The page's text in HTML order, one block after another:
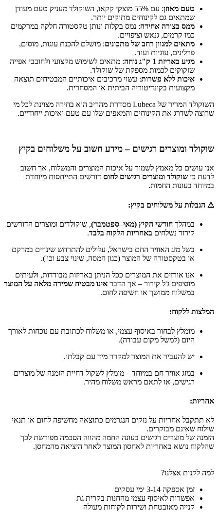
טעם מאוזן
: עם 55% מוצקי קקאו, השוקולד מעניק טעם מעודן
שמתאים גם לקינוחים מתוקים יותר.
ממס בצורה אחידה: נמס בקלות ונותן טקסטורה חלקה במרקמים
כמו קרמים, גנאש וציפויים.
מתאים למגוון רחב של מתכונים: מושלם להכנת עוגות, מוסים,
פרלינים, עוגיות ועוד.
מגיע באריזת 1 ק"ג נוחה
: מתאים לשימוש מקצועי ולחובבי אפייה
שזקוקים לכמות מספקת של שוקולד.
איכות ללא פשרות: עשוי מרכיבים איכותיים המבטיחים תוצאה
מקצועית בקונדיטוריה הביתית או המסחרית.
השוקולד המריר של Lubeca מסדרת מהריב הוא בחירה מצוינת לכל מי
שרוצה לשדרג את הקינוחים והמאפים שלו עם טעם ואיכות ייחודיים.
שוקולד ומוצרים רגישים – מידע חשוב על משלוחים בקיץ
אנו עושים כל מאמץ לשמור על איכות המוצרים והמשלוח, אך חשוב
לדעת כי שוקולד ומוצרים רגישים לחום דורשים התייחסות מיוחדת
במיוחד בעונות החמות.
⚠ הגבלות על משלוחים בקיץ:
במהלך חודשי הקיץ (מאי–ספטמבר), שוקולדים ומוצרים הדורשים
קירור נשלחים באחריות הלקוח בלבד.
בשל מזג האוויר החם בישראל, עלולים להתרחש שינויים במרקם
או בטקסטורה של המוצר (כגון המסה, שינוי צבע וכו').
אנו אורזים את המוצרים ככל הניתן באריזות מבודדות, ולעיתים
מוסיפים ג'ל קירור – אך הדבר אינו מבטיח שמירה מלאה על המוצר
במשלוח ממושך או חשיפה לחום.
המלצות ללקוח:
מומלץ לבחור באיסוף עצמי, או משלוח לכתובת עם נוכחות לאורך
היום (למשל מקום עבודה).
יש להעביר את המוצר למקרר מיד עם קבלתו.
במזג אוויר חם במיוחד – מומלץ לשקול דחיית הזמנה של מוצרים
רגישים, או לתאם מראש משלוח מהיר.
אחריות:
לא תתקבל אחריות על נזקים הנגרמים כתוצאה מחשיפה לחום או תנאי
שילוח שאינם מבוקרים.
הזמנה של מוצרים רגישים בעונה החמה מהווה הסכמה מפורשת לכך
שהלקוח נושא באחריות לאחסון המוצר לאחר היציאה מהמחסן.
למה לקנות אצלנו?
זמן אספקה 3-14 ימי עסקים
אפשרות לאיסוף עצמי מהחנות בקרית גת
קנייה מאובטחת ושירות לקוחות מעולה